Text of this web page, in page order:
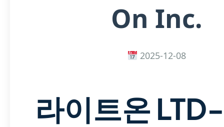
On Inc.
2025-12-08
라이트온 LTD-